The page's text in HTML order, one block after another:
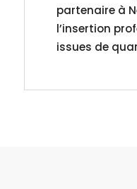
partenaire à
l’insertion
issues de